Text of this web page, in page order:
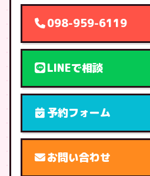
098-959-6119
LINEで相談
予約フォーム
お問い合わせ